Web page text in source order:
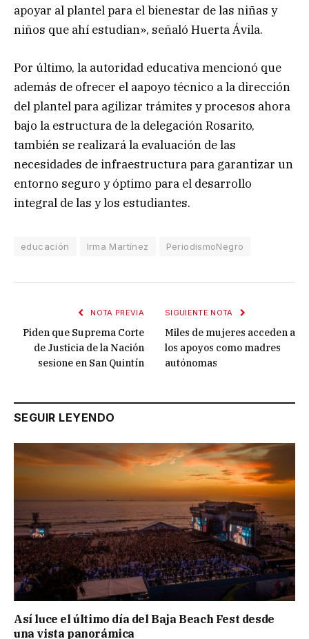
apoyar al plantel para el bienestar de las niñas y
niños que ahí estudian», señaló Huerta Ávila.
Por último, la autoridad educativa mencionó que
además de ofrecer el aapoyo técnico a la dirección
del plantel para agilizar trámites y procesos ahora
bajo la estructura de la delegación Rosarito,
también se realizará la evaluación de las
necesidades de infraestructura para garantizar un
entorno seguro y óptimo para el desarrollo
integral de las y los estudiantes.
educación Irma Martínez PeriodismoNegro
NOTA PREVIA
Piden que Suprema Corte
de Justicia de la Nación
sesione en San Quintín
SIGUIENTE NOTA
Miles de mujeres acceden a
los apoyos como madres
autónomas
SEGUIR LEYENDO
Así luce el último día del Baja Beach Fest desde
una vista panorámica